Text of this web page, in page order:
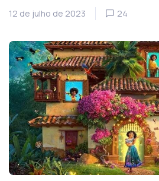
12 de julho de 2023 24